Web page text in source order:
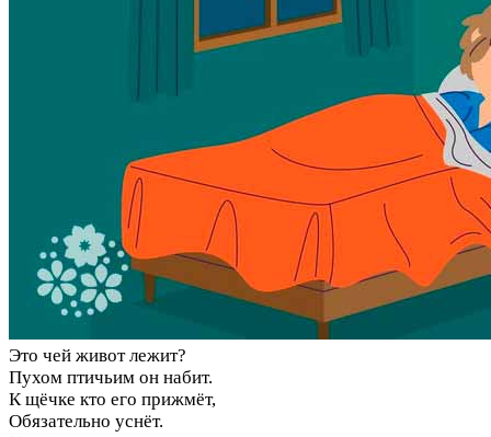
Это чей живот лежит?
Пухом птичьим он набит.
К щёчке кто его прижмёт,
Обязательно уснёт.